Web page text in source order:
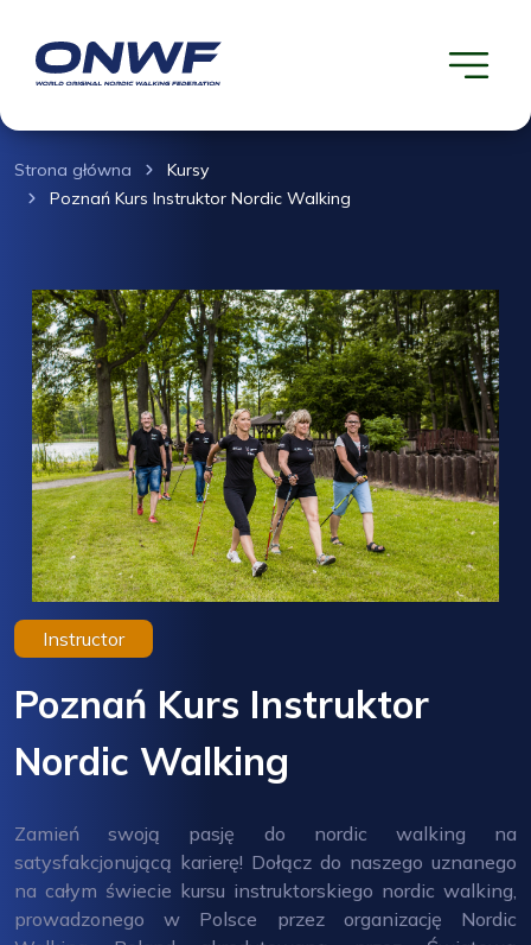
Strona główna
Kursy
Poznań Kurs Instruktor Nordic Walking
Instructor
Poznań Kurs Instruktor
Nordic Walking
Zamień swoją pasję do nordic walking na
satysfakcjonującą karierę! Dołącz do naszego uznanego
na całym świecie kursu instruktorskiego nordic walking,
prowadzonego w Polsce przez organizację Nordic